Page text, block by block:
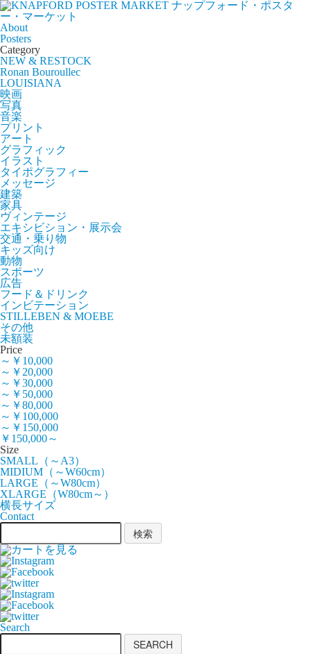
ナップフォード・ポスタ
ー・マーケット
About
Posters
Category
NEW & RESTOCK
Ronan Bouroullec
LOUISIANA
映画
写真
音楽
プリント
アート
グラフィック
イラスト
タイポグラフィー
メッセージ
建築
家具
ヴィンテージ
エキシビション・展示会
交通・乗り物
キッズ向け
動物
スポーツ
広告
フード＆ドリンク
インビテーション
STILLEBEN & MOEBE
その他
未額装
Price
～￥10,000
～￥20,000
～￥30,000
～￥50,000
～￥80,000
～￥100,000
～￥150,000
￥150,000～
Size
SMALL（～A3）
MIDIUM（～W60cm）
LARGE（～W80cm）
XLARGE（W80cm～）
横長サイズ
Contact
Search